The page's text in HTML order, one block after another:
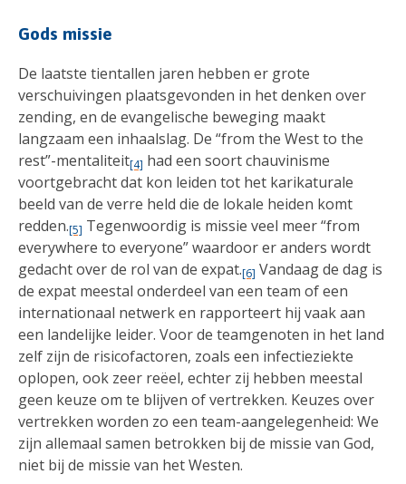
Gods missie
De laatste tientallen jaren hebben er grote
verschuivingen plaatsgevonden in het denken over
zending, en de evangelische beweging maakt
langzaam een inhaalslag. De “from the West to the
rest”-mentaliteit[4] had een soort chauvinisme
voortgebracht dat kon leiden tot het karikaturale
beeld van de verre held die de lokale heiden komt
redden.[5] Tegenwoordig is missie veel meer “from
everywhere to everyone” waardoor er anders wordt
gedacht over de rol van de expat.[6] Vandaag de dag is
de expat meestal onderdeel van een team of een
internationaal netwerk en rapporteert hij vaak aan
een landelijke leider. Voor de teamgenoten in het land
zelf zijn de risicofactoren, zoals een infectieziekte
oplopen, ook zeer reëel, echter zij hebben meestal
geen keuze om te blijven of vertrekken. Keuzes over
vertrekken worden zo een team-aangelegenheid: We
zijn allemaal samen betrokken bij de missie van God,
niet bij de missie van het Westen.